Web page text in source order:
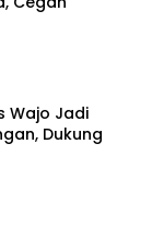
Wajo Jadi
Dukung